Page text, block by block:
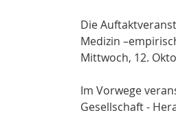
Die
Medizin
Mittwoch, 12.
Im Vorwege
Gesellschaft -